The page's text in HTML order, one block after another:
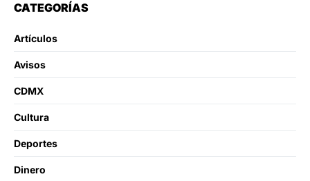
CATEGORÍAS
Artículos
Avisos
CDMX
Cultura
Deportes
Dinero